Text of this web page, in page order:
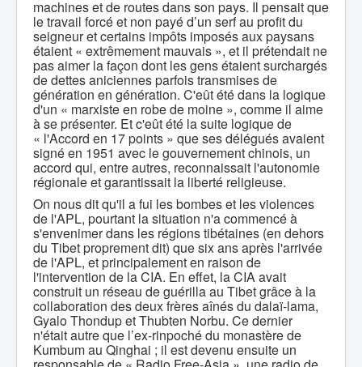
machines et de routes dans son pays. Il pensait que
le travail forcé et non payé d’un serf au profit du
seigneur et certains impôts imposés aux paysans
étaient « extrêmement mauvais », et il prétendait ne
pas aimer la façon dont les gens étaient surchargés
de dettes aniciennes parfois transmises de
génération en génération. C'eût été dans la logique
d'un « marxiste en robe de moine », comme il aime
à se présenter. Et c'eût été la suite logique de
« l'Accord en 17 points » que ses délégués avaient
signé en 1951 avec le gouvernement chinois, un
accord qui, entre autres, reconnaissait l'autonomie
régionale et garantissait la liberté religieuse.
On nous dit qu'il a fui les bombes et les violences
de l'APL, pourtant la situation n'a commencé à
s'envenimer dans les régions tibétaines (en dehors
du Tibet proprement dit) que six ans après l'arrivée
de l'APL, et principalement en raison de
l'intervention de la CIA. En effet, la CIA avait
construit un réseau de guérilla au Tibet grâce à la
collaboration des deux frères aînés du dalaï-lama,
Gyalo Thondup et Thubten Norbu. Ce dernier
n'était autre que l’ex-rinpoché du monastère de
Kumbum au Qinghai ; il est devenu ensuite un